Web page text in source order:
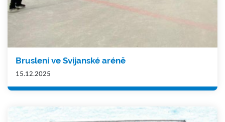
Bruslení ve Svijanské aréně
15.12.2025